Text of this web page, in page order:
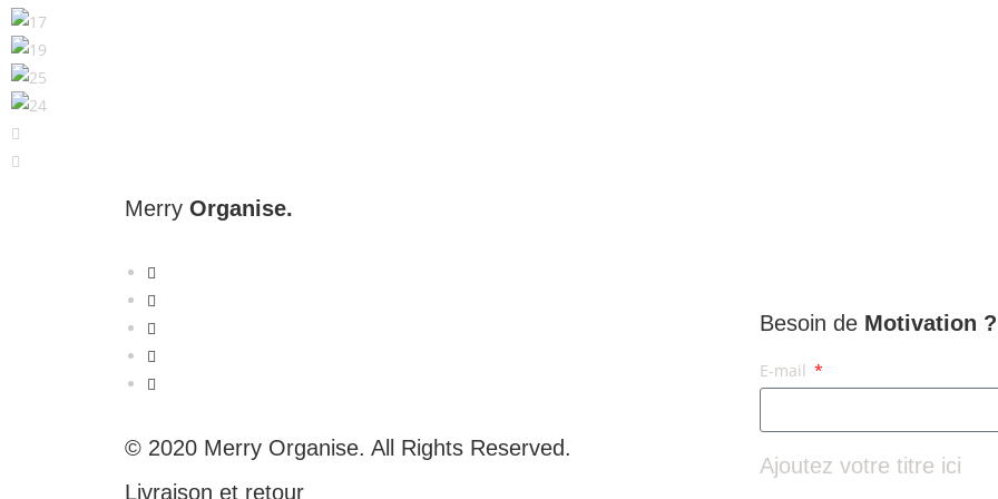
Merry Organise.
© 2020 Merry Organise. All Rights Reserved.
Livraison et retour
Besoin de Motivation ?
E-mail
Ajoutez votre titre ici